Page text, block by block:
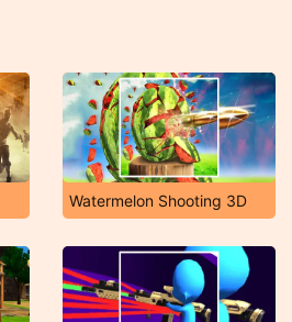
Watermelon Shooting 3D